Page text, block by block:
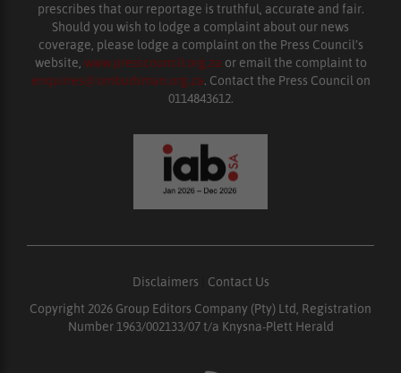
prescribes that our reportage is truthful, accurate and fair.
Should you wish to lodge a complaint about our news
coverage, please lodge a complaint on the Press Council’s
website, www.presscouncil.org.za or email the complaint to
enquiries@ombudsman.org.za. Contact the Press Council on
0114843612.
Disclaimers
Contact Us
Copyright 2026 Group Editors Company (Pty) Ltd, Registration
Number 1963/002133/07 t/a Knysna-Plett Herald